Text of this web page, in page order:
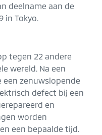
deelname aan de
in Tokyo.
tegen 22 andere
wereld. Na een
zenuwslopende
defect bij een
en
worden
een bepaalde tijd.